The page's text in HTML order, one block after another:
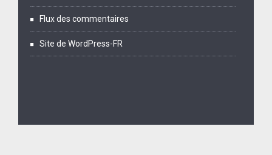
Flux des commentaires
Site de WordPress-FR